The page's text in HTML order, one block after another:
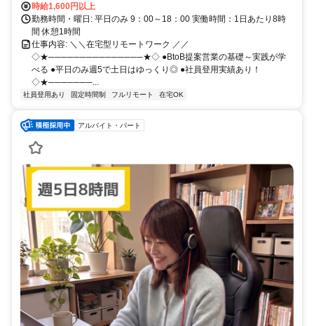
時給1,600円以上
勤務時間・曜日: 平日のみ 9：00～18：00 実働時間：1日あたり8時
間 休憩1時間
仕事内容: ＼＼在宅型リモートワーク ／／
◇★───────────────★◇ ●BtoB提案営業の基礎～実践が学
べる ●平日のみ週5で土日はゆっくり◎ ●社員登用実績あり！
◇★───────...
社員登用あり 固定時間制 フルリモート 在宅OK
アルバイト・パート